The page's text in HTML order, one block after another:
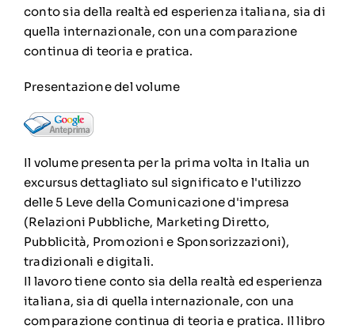
conto sia della realtà ed esperienza italiana, sia di
quella internazionale, con una comparazione
continua di teoria e pratica.
Presentazione del volume
Il volume presenta per la prima volta in Italia un
excursus dettagliato sul significato e l'utilizzo
delle 5 Leve della Comunicazione d'impresa
(Relazioni Pubbliche, Marketing Diretto,
Pubblicità, Promozioni e Sponsorizzazioni),
tradizionali e digitali.
Il lavoro tiene conto sia della realtà ed esperienza
italiana, sia di quella internazionale, con una
comparazione continua di teoria e pratica. Il libro